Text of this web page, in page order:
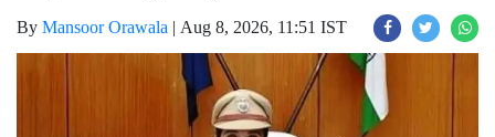
By Mansoor Orawala | Aug 8, 2026, 11:51 IST